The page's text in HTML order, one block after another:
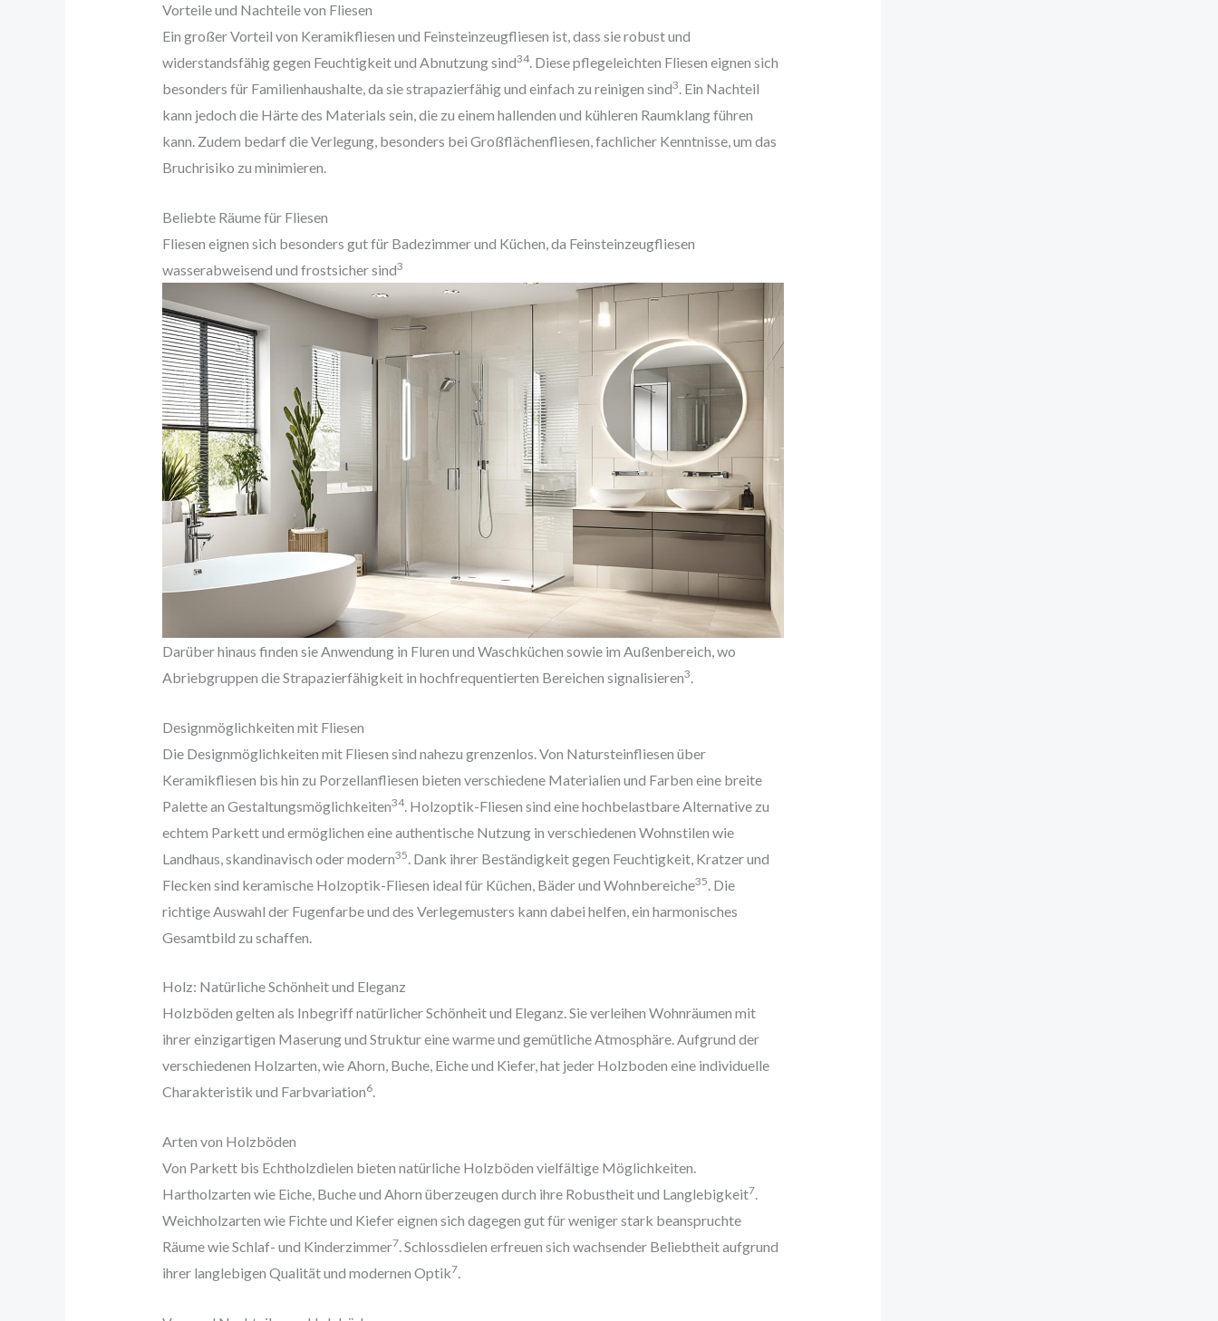
Vorteile und Nachteile von Fliesen
Ein großer Vorteil von Keramikfliesen und Feinsteinzeugfliesen ist, dass sie robust und
widerstandsfähig gegen Feuchtigkeit und Abnutzung sind34. Diese pflegeleichten Fliesen eignen sich
besonders für Familienhaushalte, da sie strapazierfähig und einfach zu reinigen sind3. Ein Nachteil
kann jedoch die Härte des Materials sein, die zu einem hallenden und kühleren Raumklang führen
kann. Zudem bedarf die Verlegung, besonders bei Großflächenfliesen, fachlicher Kenntnisse, um das
Bruchrisiko zu minimieren.
Beliebte Räume für Fliesen
Fliesen eignen sich besonders gut für Badezimmer und Küchen, da Feinsteinzeugfliesen
wasserabweisend und frostsicher sind3
Darüber hinaus finden sie Anwendung in Fluren und Waschküchen sowie im Außenbereich, wo
Abriebgruppen die Strapazierfähigkeit in hochfrequentierten Bereichen signalisieren3.
Designmöglichkeiten mit Fliesen
Die Designmöglichkeiten mit Fliesen sind nahezu grenzenlos. Von Natursteinfliesen über
Keramikfliesen bis hin zu Porzellanfliesen bieten verschiedene Materialien und Farben eine breite
Palette an Gestaltungsmöglichkeiten34. Holzoptik-Fliesen sind eine hochbelastbare Alternative zu
echtem Parkett und ermöglichen eine authentische Nutzung in verschiedenen Wohnstilen wie
Landhaus, skandinavisch oder modern35 . Dank ihrer Beständigkeit gegen Feuchtigkeit, Kratzer und
Flecken sind keramische Holzoptik-Fliesen ideal für Küchen, Bäder und Wohnbereiche35 . Die
richtige Auswahl der Fugenfarbe und des Verlegemusters kann dabei helfen, ein harmonisches
Gesamtbild zu schaffen.
Holz: Natürliche Schönheit und Eleganz
Holzböden gelten als Inbegriff natürlicher Schönheit und Eleganz. Sie verleihen Wohnräumen mit
ihrer einzigartigen Maserung und Struktur eine warme und gemütliche Atmosphäre. Aufgrund der
verschiedenen Holzarten, wie Ahorn, Buche, Eiche und Kiefer, hat jeder Holzboden eine individuelle
Charakteristik und Farbvariation6.
Arten von Holzböden
Von Parkett bis Echtholzdielen bieten natürliche Holzböden vielfältige Möglichkeiten.
Hartholzarten wie Eiche, Buche und Ahorn überzeugen durch ihre Robustheit und Langlebigkeit7.
Weichholzarten wie Fichte und Kiefer eignen sich dagegen gut für weniger stark beanspruchte
Räume wie Schlaf- und Kinderzimmer7. Schlossdielen erfreuen sich wachsender Beliebtheit aufgrund
ihrer langlebigen Qualität und modernen Optik7.